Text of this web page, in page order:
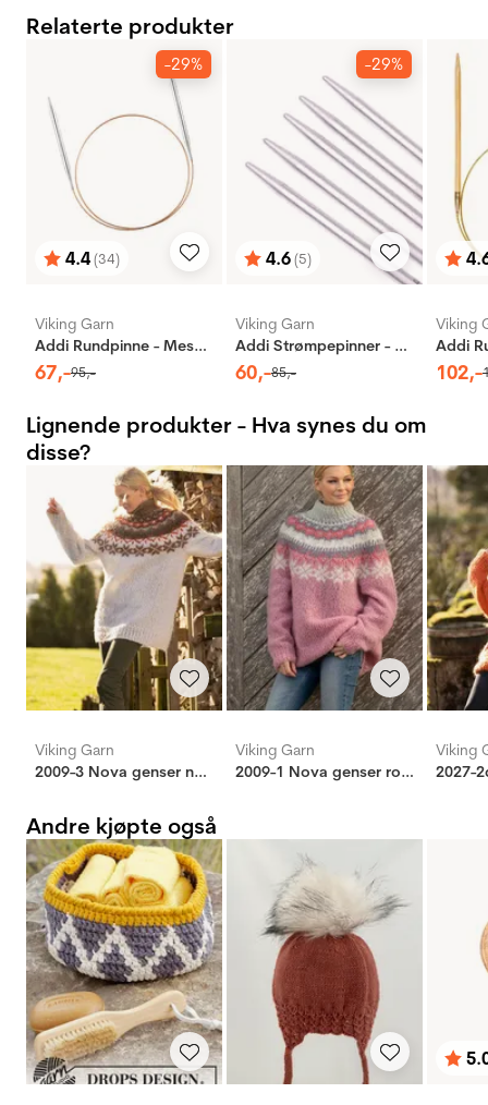
Relaterte produkter
-29%
Karakter:
4.4(34)
av 5 mulige
Viking Garn
Addi Rundpinne - Messing
67,-95,-
-29%
Karakter:
4.6(5)
av 5 mulige
Viking Garn
Addi Strømpepinner - Aluminium
60,-85,-
av 5
Viking
102,-
Lignende produkter - Hva synes du om
disse?
Viking Garn
2009-3 Nova genser natur
Viking Garn
2009-1 Nova genser rosa
Viking
Andre kjøpte også
av 5